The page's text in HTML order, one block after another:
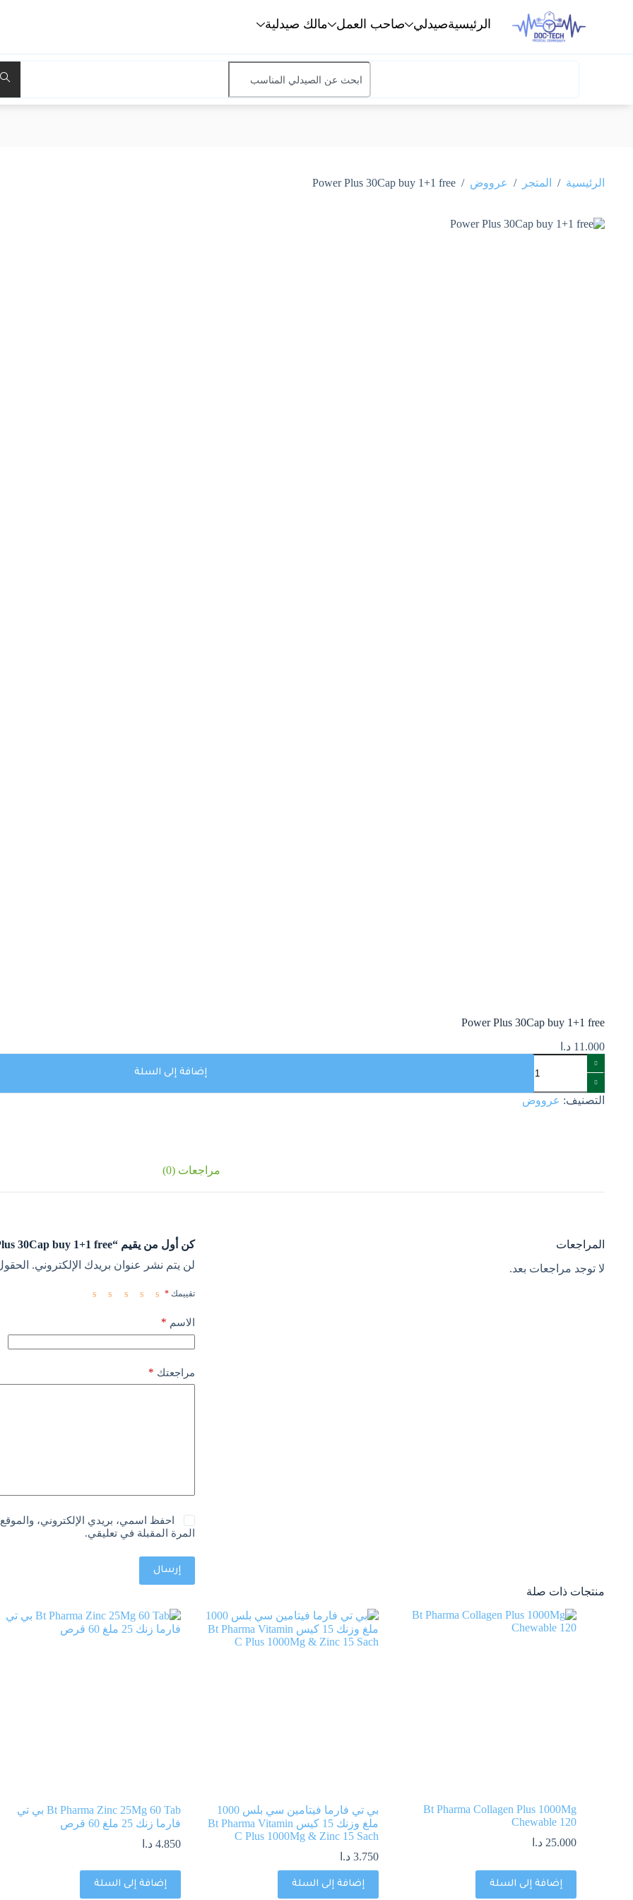
الرئيسيةصيدلي صاحب العمل مالك صيدلية
الرئيسية / المتجر / عرووض /
Power Plus 30Cap buy 1+1 free
Power Plus 30Cap buy 1+1 free
11.000 د.ا
إضافة إلى السلة
التصنيف: عرووض
مراجعات (0)
المراجعات
لا توجد مراجعات بعد.
كن أول من يقيم “Power Plus 30Cap buy 1+1 free”
لن يتم نشر عنوان بريدك الإلكتروني.
تقييمك *
الاسم *
مراجعتك *
احفظ اسمي، بريدي الإلكتروني،
المرة المقبلة في تعليقي.
إرسال
منتجات ذات صلة
Bt Pharma Collagen Plus 1000Mg
Chewable 120
25.000 د.ا
إضافة إلى السلة
بي تي فارما فيتامين سي بلس 1000
ملغ وزنك 15 كيس Bt Pharma Vitamin
C Plus 1000Mg & Zinc 15 Sach
3.750 د.ا
إضافة إلى السلة
Bt Pharma Zinc 25Mg 60 Tab بي تي
فارما زنك 25 ملغ 60 قرص
4.850 د.ا
إضافة إلى السلة